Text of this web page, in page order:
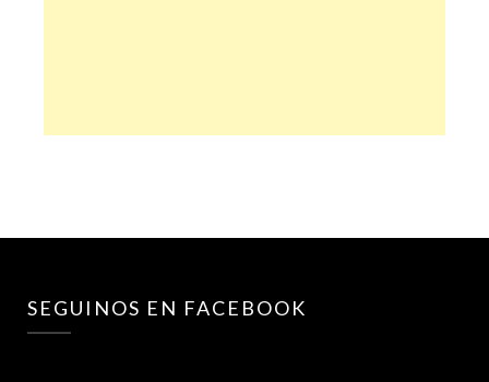
SEGUINOS EN FACEBOOK